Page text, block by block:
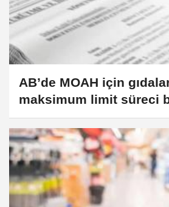
AB’de MOAH için
maksimum limit süreci